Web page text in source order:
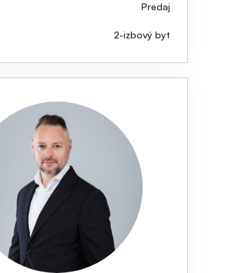
Predaj
2-izbový byt